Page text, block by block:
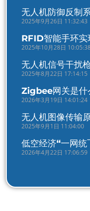
无人机防御反制
2025年9月26日 11:32:43
RFID智能手环
2025年10月28日
无人机信号干扰
2025年8月22日 17:14:15
Zigbee网关是什
2026年3月19日 14:01:24
无人机图像传输
2025年9月1日 11:04:00
低空经济“一网统
2026年4月22日 17:06:59